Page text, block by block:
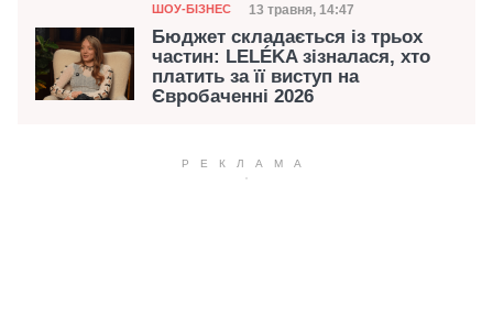
Категорія
ШОУ-БІЗНЕС Дата публікації
13 травня, 14:47
Бюджет складається із трьох
частин: LELÉKA зізналася, хто
платить за її виступ на
Євробаченні 2026